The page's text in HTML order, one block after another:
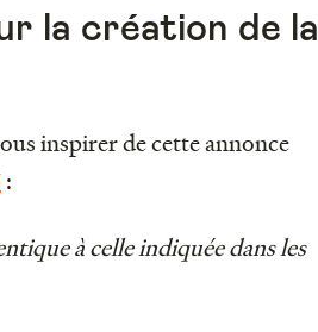
la création de la
inspirer de cette annonce
:
à celle indiquée dans les